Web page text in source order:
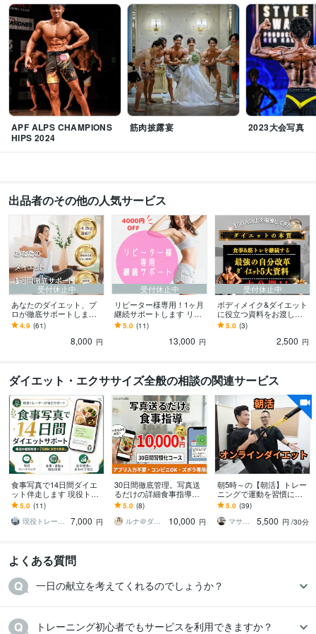
APF ALPS CHAMPIONS
HIPS 2024
筋肉披露宴 2023大会写真
出品者のその他の人気サービス
受付休止中
あなたのダイエット、プ
ロが徹底サポートします
【初心者向けプログラ
ム】プロが破格の1週間徹
4.9 (61)
8,000 円
受付休止中
リピーター様専用！1ヶ月
継続サポートします リピ
ーター様￥4000割引！理
想の体まであと一歩で
5.0 (11)
13,000 円
受付休止中
ボディメイク&ダイエット
に役立つ資料をお渡しし
ます ★4.9獲得のトレーナ
ーが経験と知識で作成し
た資料をお渡し！
5.0 (3)
2,500 円
ダイエット・エクササイズ全般の相談の関連サービス
食事写真で14日間ダイエ
ット伴走します 現役トレ
ーナーが毎日個別助言＆
途中で軌道修正で安心！
5.0 (11)
現役トレーナーY
7,000 円
30日間徹底管理。写真送
るだけの詳細食事指導し
ます じっくり体質改善。1
日330円で一生太らない知
識！
5.0 (8)
ルナ＠ダイエットサポーター
10,000 円
朝5時～の【朝活】トレー
ニングで運動を習慣にし
ます 30～50代の経営者/個
人事業主のダイエット・
健康サポート！
5.0 (39)
マサト 生活習慣改善パーソナルトレーナー
5,500 円 /30分
よくある質問
一日の献立を考えてくれるのでしょうか？
トレーニング初心者でもサービスを利用できますか？